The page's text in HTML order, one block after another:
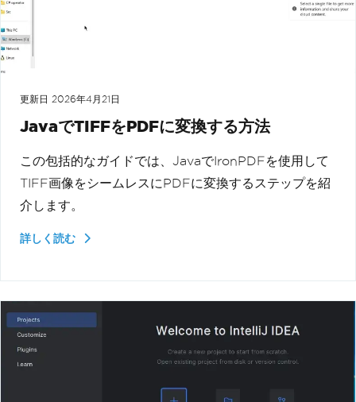
更新日 2026年4月21日
JavaでTIFFをPDFに変換する方法
この包括的なガイドでは、JavaでIronPDFを使用して
TIFF画像をシームレスにPDFに変換するステップを紹
介します。
詳しく読む